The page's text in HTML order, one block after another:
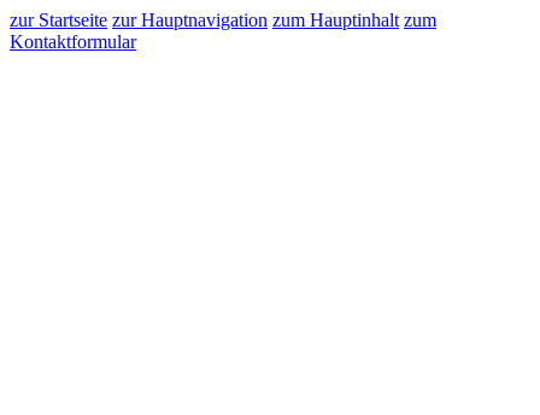
zur Startseite zur Hauptnavigation zum Hauptinhalt zum
Kontaktformular